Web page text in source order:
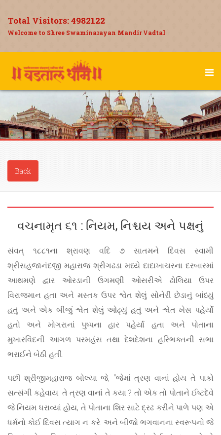
Total Visitors:4982122
Welcome to Shree Swaminarayan Mandir Vadtal
Back
વચનામૃત ૬૧ : નિયમ, નિશ્ચય અને પક્ષનું
સંવત્ ૧૮૮૧ના શ્રાવણ વદિ ૭ સાતમને દિવસ સ્વામી
શ્રીસહજાનંદજી મહારાજ શ્રીગઢડા મધ્યે દાદાખાચરના દરબારમાં
આથમણે દ્વાર ઓરડાની ઉગમણી ઓસરીએ ઢોલિયા ઉપર
વિરાજમાન હતા અને મસ્તક ઉપર શ્વેત શેલું સોનેરી છેડાનું બાંધ્યું
હતું અને એક બીજું શ્વેત શેલું ઓઢ્યું હતું અને શ્વેત ખેસ પહેર્યો
હતો અને મોગરાનાં પુષ્પના હાર પહેર્યા હતા અને પોતાના
મુખારવિંદની આગળ પરમહંસ તથા દેશદેશના હરિભક્તની સભા
ભરાઈને બેઠી હતી.
પછી શ્રીજીમહારાજ બોલ્યા જે, “જેમાં ત્રણ વાનાં હોય તે પાકો
સત્સંગી કહેવાય. તે ત્રણ વાનાં તે કયા ? તો એક તો પોતાને ઈષ્ટદેવે
જે નિયમ ધરાવ્યાં હોય, તે પોતાના શિર સાટે દ્રઢ કરીને પાળે પણ એ
ધર્મનો કોઈ દિવસ ત્યાગ ન કરે. અને બીજો ભગવાનના સ્વરૂપનો જે